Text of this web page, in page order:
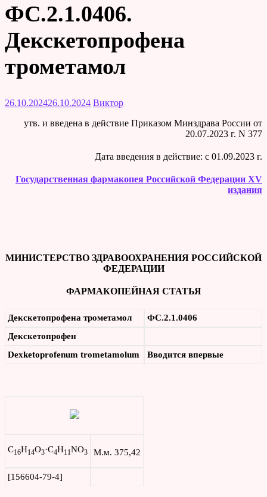
ФС.2.1.0406.
Декскетопрофена
трометамол
26.10.202426.10.2024 Виктор
утв. и введена в действие Приказом Минздрава России от
20.07.2023 г. N 377
Дата введения в действие: c 01.09.2023 г.
Государственная фармакопея Российской Федерации XV
издания
МИНИСТЕРСТВО ЗДРАВООХРАНЕНИЯ РОССИЙСКОЙ
ФЕДЕРАЦИИ
ФАРМАКОПЕЙНАЯ СТАТЬЯ
Декскетопрофена трометамол
ФС.2.1.0406
Декскетопрофен
Dexketoprofenum trometamolum
Вводится впервые
C16H14O3·C4H11NO3 М.м. 375,42
[156604-79-4]